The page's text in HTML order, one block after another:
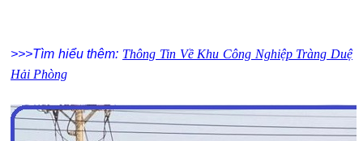
>>>Tìm hiểu thêm: Thông Tin Về Khu Công Nghiệp Tràng Duệ
Hải Phòng